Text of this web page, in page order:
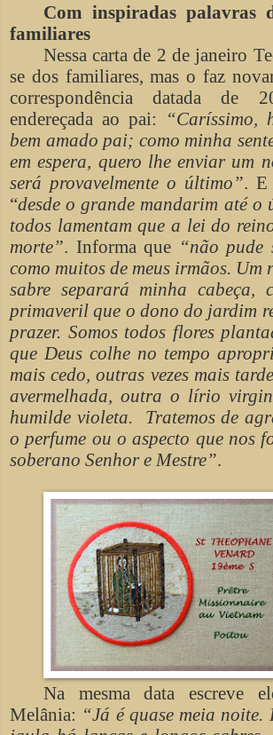
Com inspiradas palavras
familiares
Nessa carta de 2 de janeiro
se dos familiares, mas o faz
correspondência datada de
endereçada ao pai:
“Caríssimo,
bem amado pai; como minha
em espera, quero lhe enviar um
será provavelmente o último”. E
“desde o grande mandarim até o
todos lamentam que a lei do
morte”. Informa que “não pude
como muitos de meus irmãos. Um
sabre separará minha cabeça,
primaveril que o dono do jardim
prazer. Somos todos flores
que Deus colhe no tempo
mais cedo, outras vezes mais
avermelhada, outra o lírio
humilde violeta. Tratemos de
o perfume ou o aspecto que nos
soberano Senhor e Mestre”.
Na mesma data escreve
Melânia: “Já é quase meia noite.